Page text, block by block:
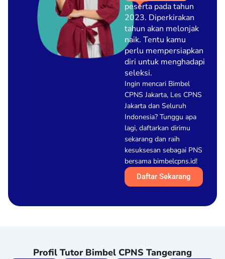
peserta pada tahun
2023. Diperkirakan
tahun akan melonjak
naik. Tentu kamu
perlu mempersiapkan
diri untuk menghadapi
seleksi.
Ingin mencari Bimbel
CPNS Jakarta, Les CPNS
Jakarta dan Seluruh
Indonesia? Tunggu apa
lagi, daftarkan dirimu
sekarang dan raih
kesuksesan sebagai PNS
bersama bimbelcpns.id!
Daftar Sekarang
Profil Tutor Bimbel CPNS Tangerang